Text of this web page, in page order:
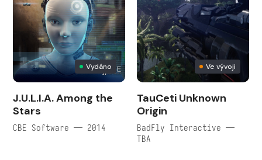
Vydáno
J.U.L.I.A. Among the
Stars
CBE Software — 2014
Ve vývoji
TauCeti Unknown
Origin
BadFly Interactive —
TBA